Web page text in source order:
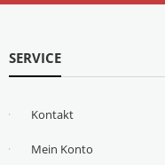
SERVICE
Kontakt
Mein Konto